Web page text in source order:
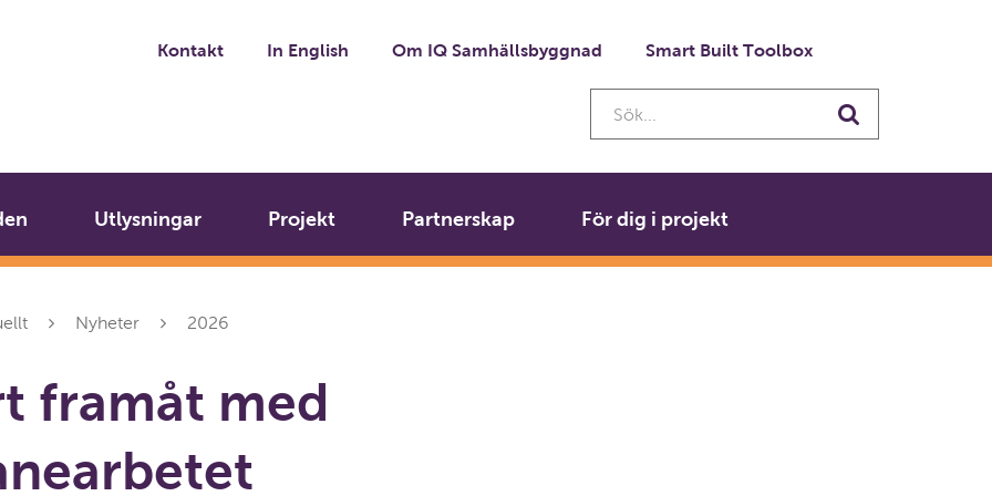
Kontakt In English Om IQ Samhällsbyggnad Smart Built Toolbox
Sök
Utlysningar Projekt Partnerskap För dig i projekt
Nyheter 2026
framåt med